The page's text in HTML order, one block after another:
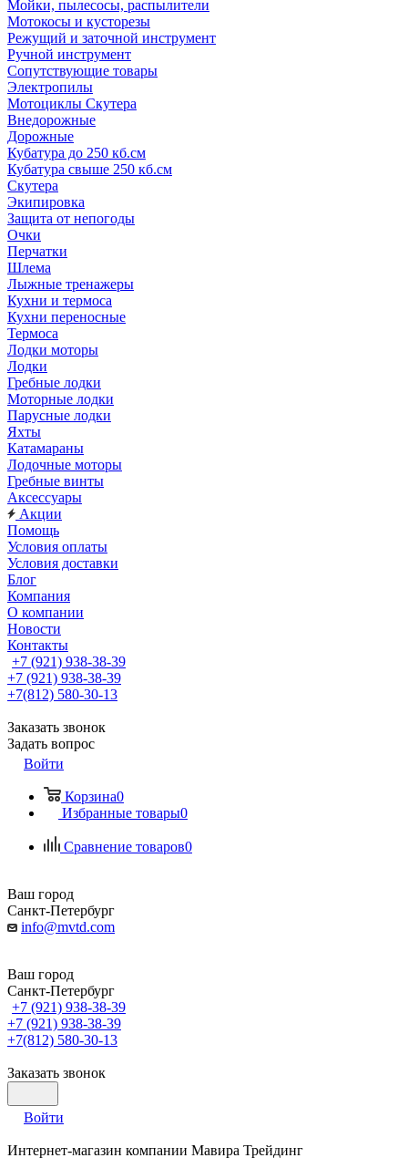
Мойки, пылесосы, распылители
Мотокосы и кусторезы
Режущий и заточной инструмент
Ручной инструмент
Сопутствующие товары
Электропилы
Мотоциклы Скутера
Внедорожные
Дорожные
Кубатура до 250 кб.см
Кубатура свыше 250 кб.см
Скутера
Экипировка
Защита от непогоды
Очки
Перчатки
Шлема
Лыжные тренажеры
Кухни и термоса
Кухни переносные
Термоса
Лодки моторы
Лодки
Гребные лодки
Моторные лодки
Парусные лодки
Яхты
Катамараны
Лодочные моторы
Гребные винты
Аксессуары
Акции
Помощь
Условия оплаты
Условия доставки
Блог
Компания
О компании
Новости
Контакты
+7 (921) 938-38-39
+7 (921) 938-38-39
+7(812) 580-30-13
Заказать звонок
Задать вопрос
Войти
Корзина0
Избранные товары0
Сравнение товаров0
Ваш город
Санкт-Петербург
info@mvtd.com
Ваш город
Санкт-Петербург
+7 (921) 938-38-39
+7 (921) 938-38-39
+7(812) 580-30-13
Заказать звонок
Войти
Интернет-магазин компании Мавира Трейдинг